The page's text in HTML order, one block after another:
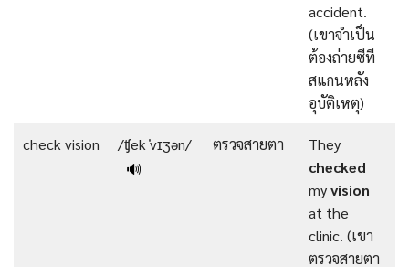
accident.
(เขาจำเป็น
ต้องถ่ายซีที
สแกนหลัง
อุบัติเหตุ)
check vision
/ʧek ˈvɪʒən/
🔊
ตรวจสายตา
They
checked
myvision
at the
clinic. (เขา
ตรวจสายตา